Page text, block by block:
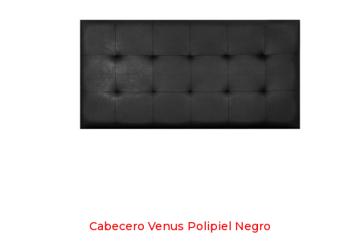
Cabecero Venus Polipiel Negro